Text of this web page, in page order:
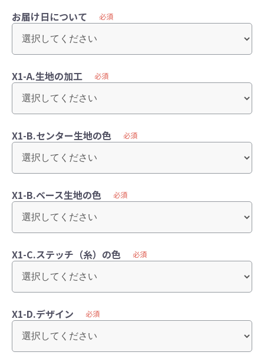
お届け日について 必須
X1-A.生地の加工 必須
X1-B.センター生地の色 必須
X1-B.ベース生地の色 必須
X1-C.ステッチ（糸）の色 必須
X1-D.デザイン 必須